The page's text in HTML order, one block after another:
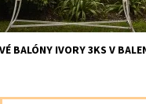
BALÓNY IVORY 3KS V